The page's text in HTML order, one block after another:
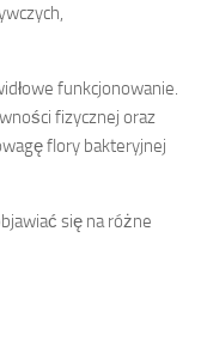
funkcjonowanie.
fizycznej oraz
flory bakteryjnej
się na różne